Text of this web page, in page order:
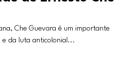
Che Guevara é um importante
da luta anticolonial...